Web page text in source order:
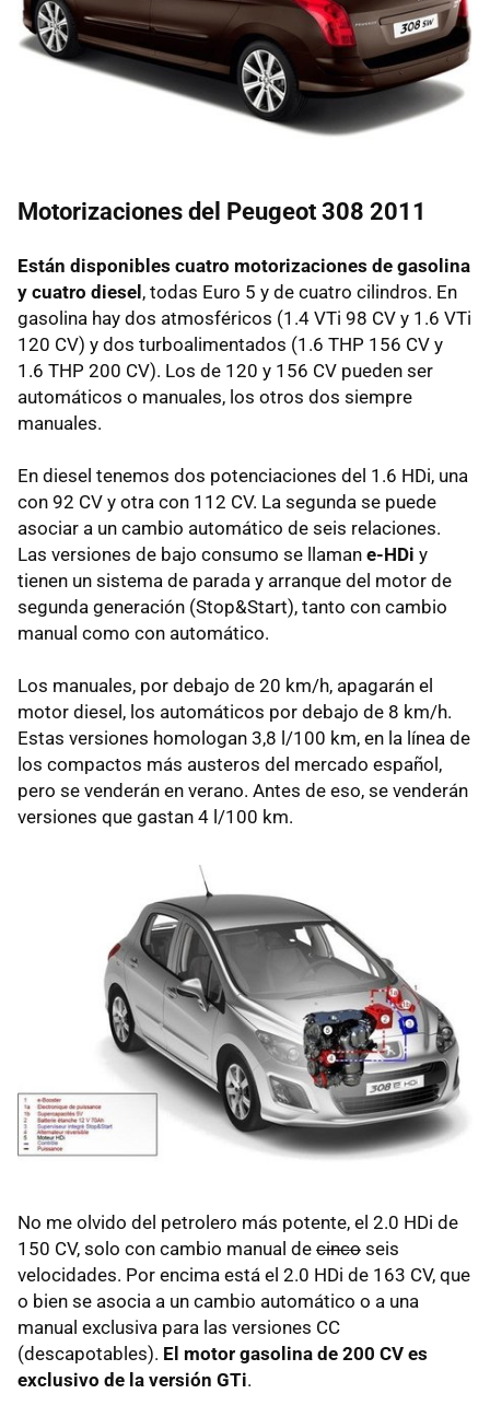
Motorizaciones del Peugeot 308 2011
Están disponibles cuatro motorizaciones de gasolina
y cuatro diesel, todas Euro 5 y de cuatro cilindros. En
gasolina hay dos atmosféricos (1.4 VTi 98 CV y 1.6 VTi
120 CV) y dos turboalimentados (1.6 THP 156 CV y
1.6 THP 200 CV). Los de 120 y 156 CV pueden ser
automáticos o manuales, los otros dos siempre
manuales.
En diesel tenemos dos potenciaciones del 1.6 HDi, una
con 92 CV y otra con 112 CV. La segunda se puede
asociar a un cambio automático de seis relaciones.
Las versiones de bajo consumo se llaman e-HDi y
tienen un sistema de parada y arranque del motor de
segunda generación (Stop&Start), tanto con cambio
manual como con automático.
Los manuales, por debajo de 20 km/h, apagarán el
motor diesel, los automáticos por debajo de 8 km/h.
Estas versiones homologan 3,8 l/100 km, en la línea de
los compactos más austeros del mercado español,
pero se venderán en verano. Antes de eso, se venderán
versiones que gastan 4 l/100 km.
No me olvido del petrolero más potente, el 2.0 HDi de
150 CV, solo con cambio manual de cinco seis
velocidades. Por encima está el 2.0 HDi de 163 CV, que
o bien se asocia a un cambio automático o a una
manual exclusiva para las versiones CC
(descapotables). El motor gasolina de 200 CV es
exclusivo de la versión GTi.